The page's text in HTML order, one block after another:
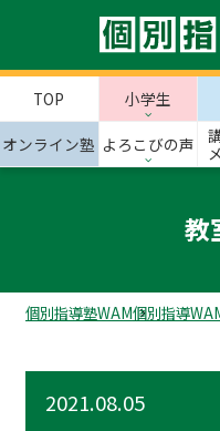
TOP 小学生
オンライン塾 よろこびの声
教
個別指導塾WAM個別指導
2021.08.05